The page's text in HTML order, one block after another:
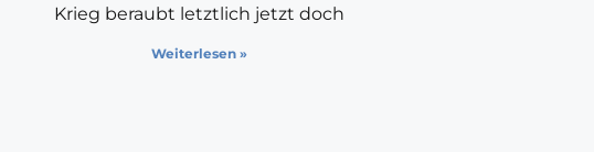
Krieg beraubt letztlich jetzt doch
Weiterlesen »